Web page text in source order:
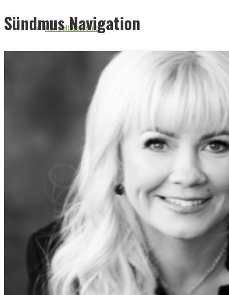
Konsultatsioonid
Koolitused
Kalender
Sündmus Navigation